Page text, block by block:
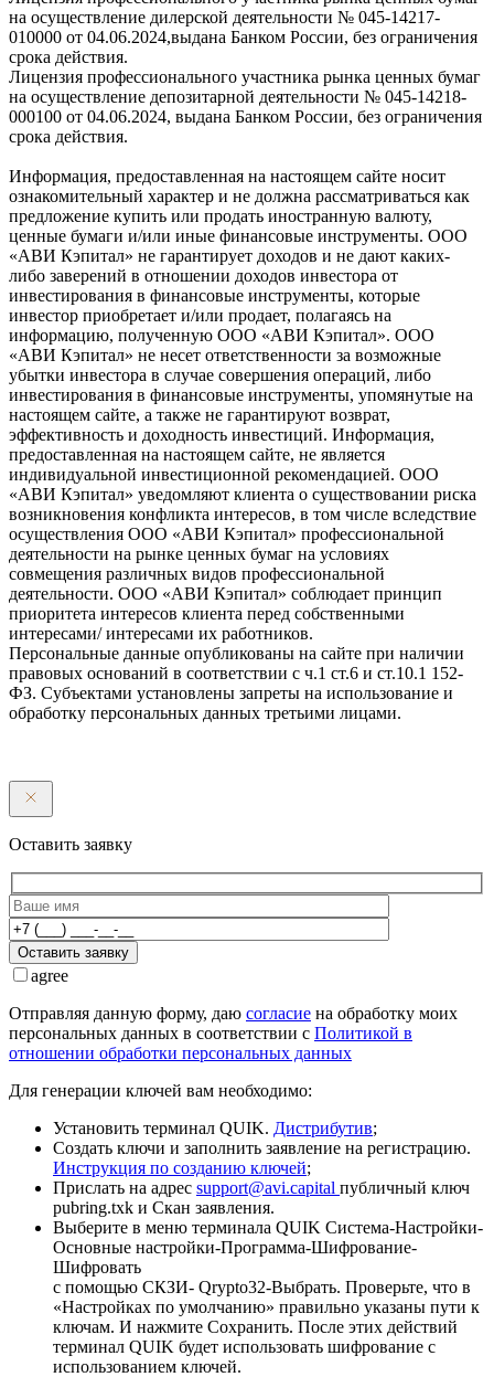
на осуществление дилерской деятельности № 045-14217-
010000 от 04.06.2024,выдана Банком России, без ограничения
срока действия.
Лицензия профессионального участника рынка ценных бумаг
на осуществление депозитарной деятельности № 045-14218-
000100 от 04.06.2024, выдана Банком России, без ограничения
срока действия.
Информация, предоставленная на настоящем сайте носит
ознакомительный характер и не должна рассматриваться как
предложение купить или продать иностранную валюту,
ценные бумаги и/или иные финансовые инструменты. ООО
«АВИ Кэпитал» не гарантирует доходов и не дают каких-
либо заверений в отношении доходов инвестора от
инвестирования в финансовые инструменты, которые
инвестор приобретает и/или продает, полагаясь на
информацию, полученную ООО «АВИ Кэпитал». ООО
«АВИ Кэпитал» не несет ответственности за возможные
убытки инвестора в случае совершения операций, либо
инвестирования в финансовые инструменты, упомянутые на
настоящем сайте, а также не гарантируют возврат,
эффективность и доходность инвестиций. Информация,
предоставленная на настоящем сайте, не является
индивидуальной инвестиционной рекомендацией. ООО
«АВИ Кэпитал» уведомляют клиента о существовании риска
возникновения конфликта интересов, в том числе вследствие
осуществления ООО «АВИ Кэпитал» профессиональной
деятельности на рынке ценных бумаг на условиях
совмещения различных видов профессиональной
деятельности. ООО «АВИ Кэпитал» соблюдает принцип
приоритета интересов клиента перед собственными
интересами/ интересами их работников.
Персональные данные опубликованы на сайте при наличии
правовых оснований в соответствии с ч.1 ст.6 и ст.10.1 152-
ФЗ. Субъектами установлены запреты на использование и
обработку персональных данных третьими лицами.
Оставить заявку
Оставить заявку
agree
Отправляя данную форму, даю согласие на обработку моих
персональных данных в соответствии с Политикой в
отношении обработки персональных данных
Для генерации ключей вам необходимо:
Установить терминал QUIK. Дистрибутив;
Создать ключи и заполнить заявление на регистрацию.
Инструкция по созданию ключей;
Прислать на адрес support@avi.capital публичный ключ
pubring.txk и Скан заявления.
Выберите в меню терминала QUIK Система-Настройки-
Основные настройки-Программа-Шифрование-
Шифровать
с помощью СКЗИ- Qrypto32-Выбрать. Проверьте, что в
«Настройках по умолчанию» правильно указаны пути к
ключам. И нажмите Сохранить. После этих действий
терминал QUIK будет использовать шифрование с
использованием ключей.